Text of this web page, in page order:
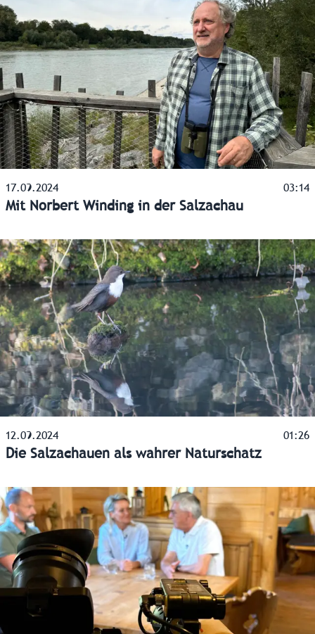
17.09.2024 03:14
Mit Norbert Winding in der Salzachau
12.09.2024 01:26
Die Salzachauen als wahrer Naturschatz